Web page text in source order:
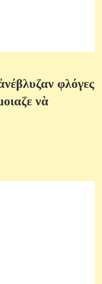
φλόγες
νὰ